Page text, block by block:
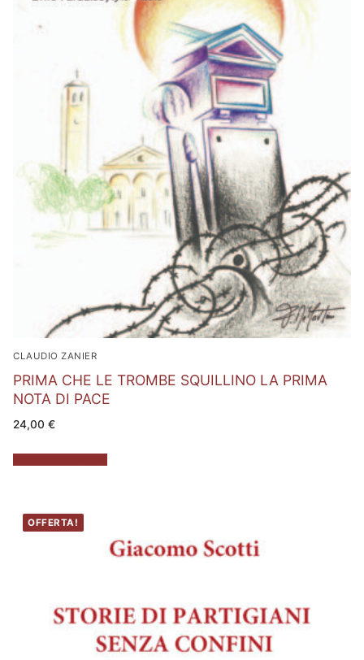
CLAUDIO ZANIER
PRIMA CHE LE TROMBE SQUILLINO LA PRIMA
NOTA DI PACE
24,00 €
OFFERTA!